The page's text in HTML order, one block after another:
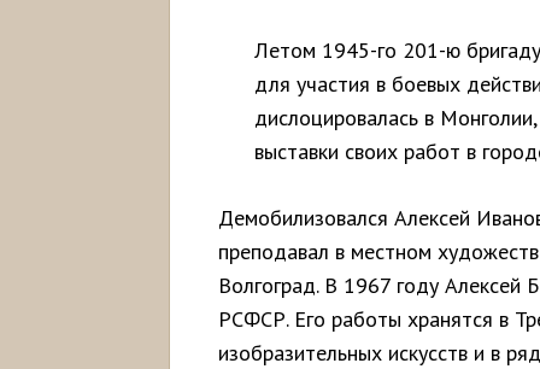
Летом 1945-го 201-ю
для участия в боевых
дислоцировалась в
выставки своих работ в
Демобилизовался Алексей
преподавал в местном
Волгоград. В 1967 году
РСФСР. Его работы хранятся в
изобразительных искусств и в